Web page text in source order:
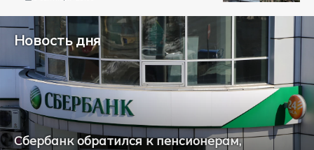
Новость дня
Сбербанк обратился к пенсионерам,